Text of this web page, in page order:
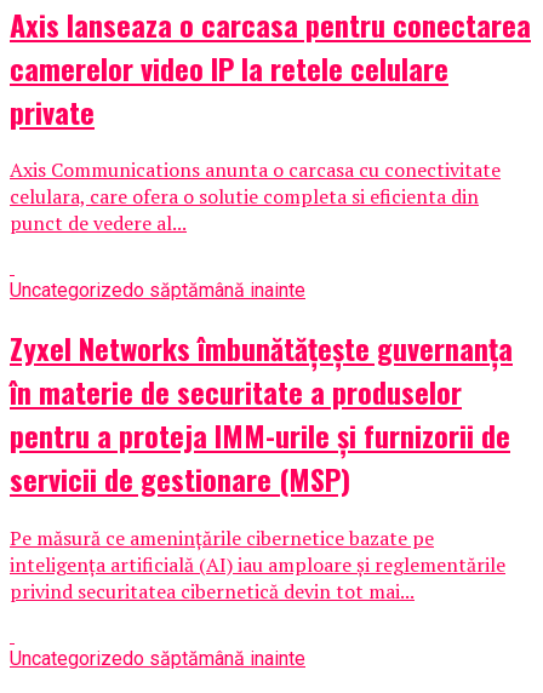
Axis lanseaza o carcasa pentru conectarea
camerelor video IP la retele celulare
private
Axis Communications anunta o carcasa cu conectivitate
celulara, care ofera o solutie completa si eficienta din
punct de vedere al...
Uncategorizedo săptămână inainte
Zyxel Networks îmbunătățește guvernanța
în materie de securitate a produselor
pentru a proteja IMM-urile și furnizorii de
servicii de gestionare (MSP)
Pe măsură ce amenințările cibernetice bazate pe
inteligența artificială (AI) iau amploare și reglementările
privind securitatea cibernetică devin tot mai...
Uncategorizedo săptămână inainte